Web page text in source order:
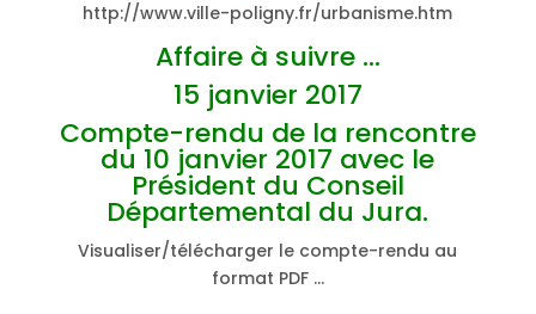
http://www.ville-poligny.fr/urbanisme.htm
Affaire à suivre …
15 janvier 2017
Compte-rendu de la rencontre
du 10 janvier 2017 avec le
Président du Conseil
Départemental du Jura.
Visualiser/télécharger le compte-rendu au
format PDF …